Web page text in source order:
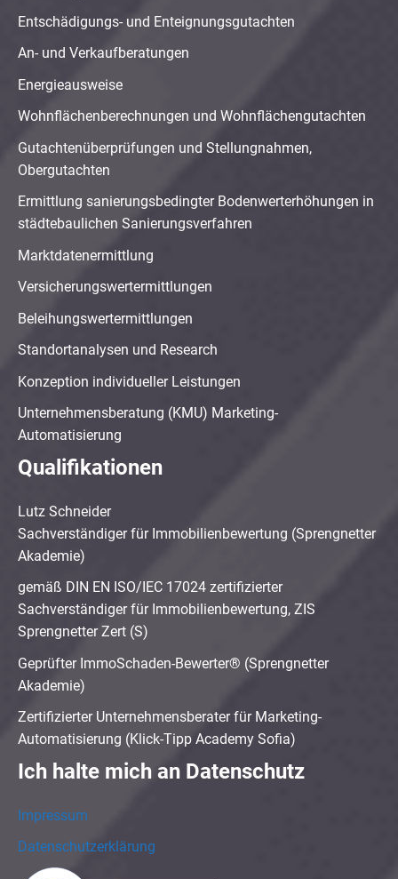
Entschädigungs- und Enteignungsgutachten
An- und Verkaufberatungen
Energieausweise
Wohnflächenberechnungen und Wohnflächengutachten
Gutachtenüberprüfungen und Stellungnahmen,
Obergutachten
Ermittlung sanierungsbedingter Bodenwerterhöhungen in
städtebaulichen Sanierungsverfahren
Marktdatenermittlung
Versicherungswertermittlungen
Beleihungswertermittlungen
Standortanalysen und Research
Konzeption individueller Leistungen
Unternehmensberatung (KMU) Marketing-
Automatisierung
Qualifikationen
Lutz Schneider
Sachverständiger für Immobilienbewertung (Sprengnetter
Akademie)
gemäß DIN EN ISO/IEC 17024 zertifizierter
Sachverständiger für Immobilienbewertung, ZIS
Sprengnetter Zert (S)
Geprüfter ImmoSchaden-Bewerter® (Sprengnetter
Akademie)
Zertifizierter Unternehmensberater für Marketing-
Automatisierung (Klick-Tipp Academy Sofia)
Ich halte mich an Datenschutz
Impressum
Datenschutzerklärung